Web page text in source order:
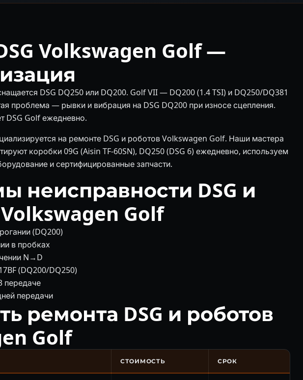
Volkswagen Golf —
DSG DQ250 или DQ200. Golf VII — DQ200 (1.4 TSI) и DQ250/DQ381
проблема — рывки и вибрация на DSG DQ200 при износе сцепления.
DSG Golf ежедневно.
на ремонте DSG и роботов Volkswagen Golf. Наши мастера
коробки 09G (Aisin TF-60SN), DQ250 (DSG 6) ежедневно, используем
и сертифицированные запчасти.
неисправности DSG и
Golf
(DQ200)
в пробках
N→D
(DQ200/DQ250)
передаче
передачи
ремонта DSG и роботов
Golf
СТОИМОСТЬ СРОК